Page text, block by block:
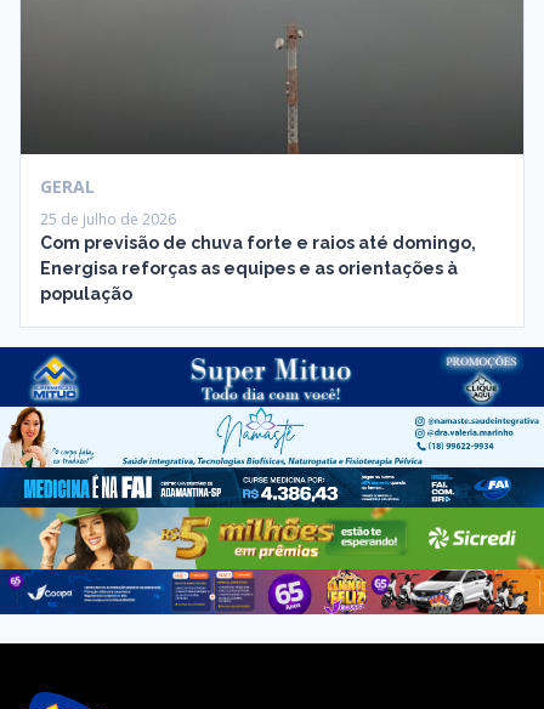
GERAL
25 de julho de 2026
Com previsão de chuva forte e raios até domingo,
Energisa reforças as equipes e as orientações à
população